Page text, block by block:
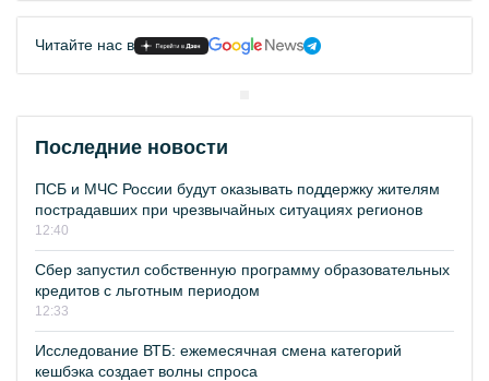
Читайте нас в
Последние новости
ПСБ и МЧС России будут оказывать поддержку жителям
пострадавших при чрезвычайных ситуациях регионов
12:40
Сбер запустил собственную программу образовательных
кредитов с льготным периодом
12:33
Исследование ВТБ: ежемесячная смена категорий
кешбэка создает волны спроса